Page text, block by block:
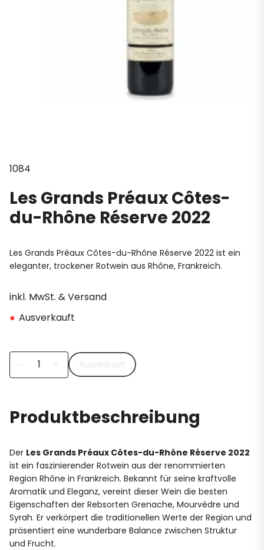
1084
Les Grands Préaux Côtes-
du-Rhône Réserve 2022
Les Grands Préaux Côtes-du-Rhône Réserve 2022 ist ein
eleganter, trockener Rotwein aus Rhône, Frankreich.
inkl. MwSt. & Versand
● Ausverkauft
remove add Ausverkauft
Der Les Grands Préaux Côtes-du-Rhône Réserve 2022
ist ein faszinierender Rotwein aus der renommierten
Region Rhône in Frankreich. Bekannt für seine kraftvolle
Aromatik und Eleganz, vereint dieser Wein die besten
Eigenschaften der Rebsorten Grenache, Mourvèdre und
Syrah. Er verkörpert die traditionellen Werte der Region und
präsentiert eine wunderbare Balance zwischen Struktur
und Frucht.
Produktbeschreibung